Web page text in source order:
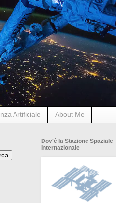
Artificiale About Me
Dov'è la Stazione Spaziale
Internazionale